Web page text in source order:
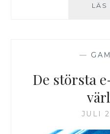
LÄS
—
De största
JULI